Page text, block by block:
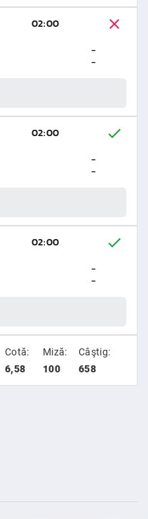
02:00
-
-
02:00
-
-
02:00
-
-
Cotă:
6,58
Miză:
100
Câştig:
658